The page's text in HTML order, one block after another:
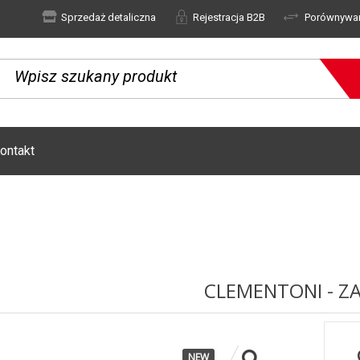
Sprzedaż detaliczna Rejestracja B2B
CLEMENTONI -
NEW